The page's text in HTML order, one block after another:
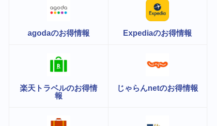
agodaのお得情報 Expediaのお得情報
楽天トラベルのお得情
報
じゃらんnetのお得情報